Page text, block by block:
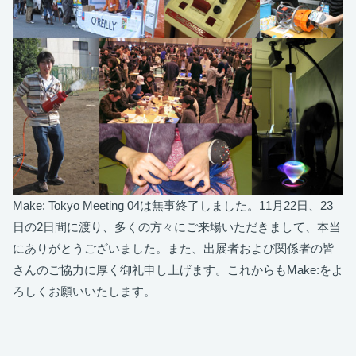
Make: Tokyo Meeting 04は無事終了しました。11月22日、23
日の2日間に渡り、多くの方々にご来場いただきまして、本当
にありがとうございました。また、出展者および関係者の皆
さんのご協力に厚く御礼申し上げます。これからもMake:をよ
ろしくお願いいたします。